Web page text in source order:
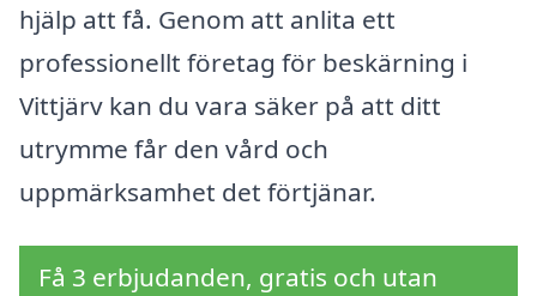
hjälp att få. Genom att anlita ett
professionellt företag för beskärning i
Vittjärv kan du vara säker på att ditt
utrymme får den vård och
uppmärksamhet det förtjänar.
Få 3 erbjudanden, gratis och utan